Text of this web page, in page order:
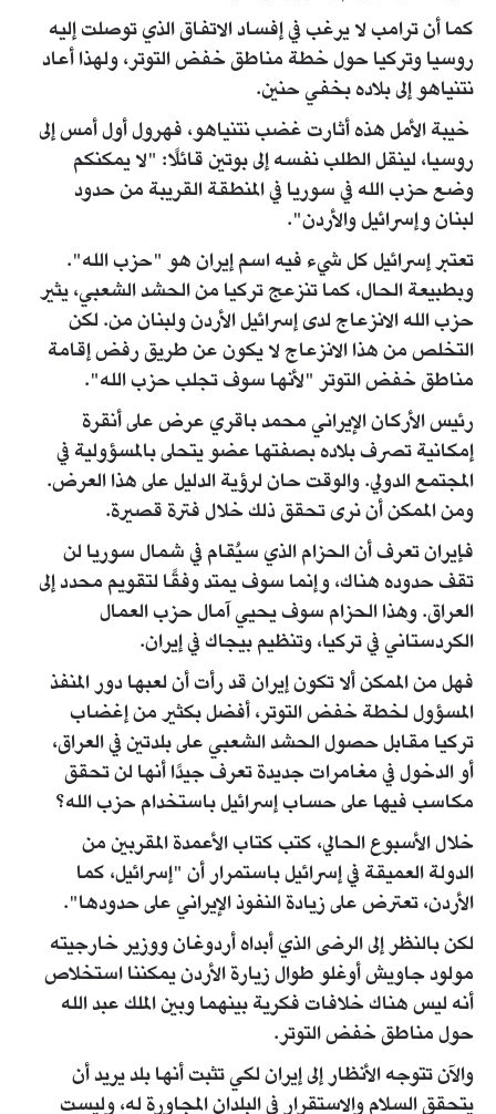
كما أن ترامب لا يرغب في إفساد الاتفاق الذي توصلت إليه
روسيا وتركيا حول خطة مناطق خفض التوتر، ولهذا أعاد
نتنياهو إلى بلاده بخفي حنين.
خيبة الأمل هذه أثارت غضب نتنياهو، فهرول أول أمس إلى
روسيا، لينقل الطلب نفسه إلى بوتين قائلًا: "لا يمكنكم
وضع حزب الله في سوريا في المنطقة القريبة من حدود
لبنان وإسرائيل والأردن".
تعتبر إسرائيل كل شيء فيه اسم إيران هو "حزب الله".
وبطبيعة الحال، كما تنزعج تركيا من الحشد الشعبي، يثير
حزب الله الانزعاج لدى إسرائيل الأردن ولبنان من. لكن
التخلص من هذا الانزعاج لا يكون عن طريق رفض إقامة
مناطق خفض التوتر "لأنها سوف تجلب حزب الله".
رئيس الأركان الإيراني محمد باقري عرض على أنقرة
إمكانية تصرف بلاده بصفتها عضو يتحلى بالمسؤولية في
المجتمع الدولي. والوقت حان لرؤية الدليل على هذا العرض.
ومن الممكن أن نرى تحقق ذلك خلال فترة قصيرة.
فإيران تعرف أن الحزام الذي سيُقام في شمال سوريا لن
تقف حدوده هناك، وإنما سوف يمتد وفقًا لتقويم محدد إلى
العراق. وهذا الحزام سوف يحيي آمال حزب العمال
الكردستاني في تركيا، وتنظيم بيجاك في إيران.
فهل من الممكن ألا تكون إيران قد رأت أن لعبها دور المنفذ
المسؤول لخطة خفض التوتر، أفضل بكثير من إغضاب
تركيا مقابل حصول الحشد الشعبي على بلدتين في العراق،
أو الدخول في مغامرات جديدة تعرف جيدًا أنها لن تحقق
مكاسب فيها على حساب إسرائيل باستخدام حزب الله؟
خلال الأسبوع الحالي، كتب كتاب الأعمدة المقربين من
الدولة العميقة في إسرائيل باستمرار أن "إسرائيل، كما
الأردن، تعترض على زيادة النفوذ الإيراني على حدودها".
لكن بالنظر إلى الرضى الذي أبداه أردوغان ووزير خارجيته
مولود جاويش أوغلو طوال زيارة الأردن يمكننا استخلاص
أنه ليس هناك خلافات فكرية بينهما وبين الملك عبد الله
حول مناطق خفض التوتر.
والآن تتوجه الأنظار إلى إيران لكي تثبت أنها بلد يريد أن
يتحقق السلام والاستقرار في البلدان المجاورة له، وليست